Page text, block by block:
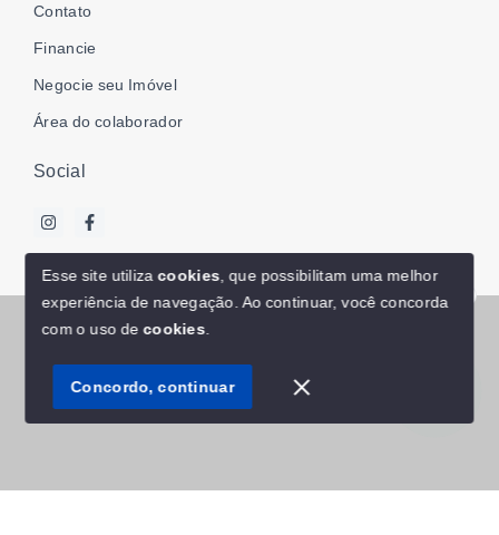
Olá! Estamos disponíveis para te ajudar.
Contato
Financie
Negocie seu Imóvel
Área do colaborador
Social
© Copyright 2026 - WR Associados | Imóveis - Todos os
SITE PARA IMOBILIARIA
Esse site utilizacookies , que possibilitam uma melhor
experiência de navegação. Ao continuar, você concorda
com o uso decookies
Concordo, continuar